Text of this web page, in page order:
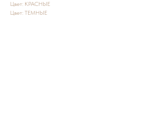
Цвет: КРАСНЫЕ
Цвет: ТЕМНЫЕ